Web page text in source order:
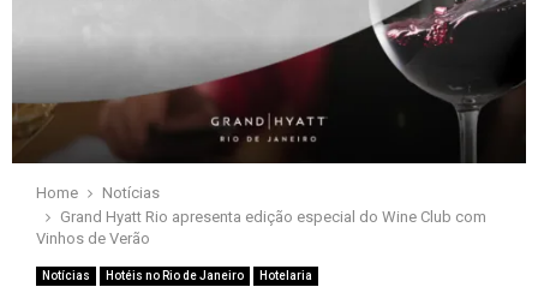
Home
Notícias
Grand Hyatt Rio apresenta edição especial do Wine Club com
Vinhos de Verão
Notícias Hotéis no Rio de Janeiro Hotelaria